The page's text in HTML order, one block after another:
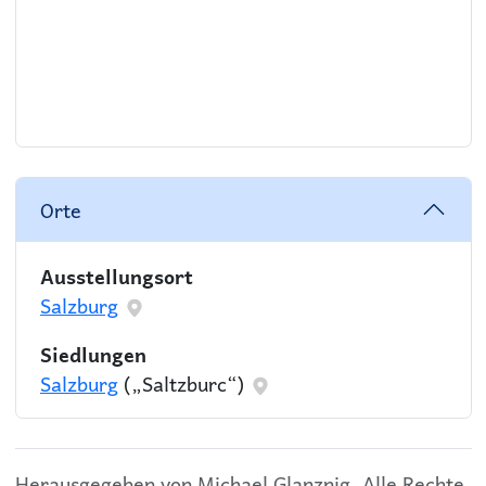
Orte
Ausstellungsort
Salzburg
Siedlungen
Salzburg („Saltzburc“)